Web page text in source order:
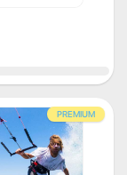
PREMIUM